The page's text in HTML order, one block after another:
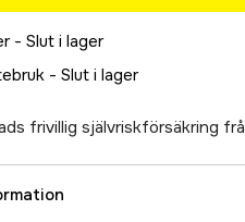
- Slut i lager
- Slut i lager
frivillig självriskförsäkring